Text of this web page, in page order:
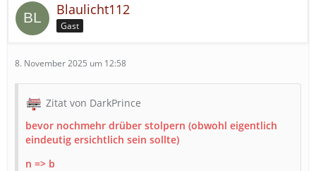
https://share.google/A3iy4u4hldkxRDvDv
Hier wäre mal die Ausarbeitung zu diesen Einsatz:
Belohnung und Vorraussetzungen
Wert
Blaulicht112
Gast
8. November 2025 um 12:58
Zitat von DarkPrince
bevor nochmehr drüber stolpern (obwohl eigentlich
eindeutig ersichtlich sein sollte)
n => b